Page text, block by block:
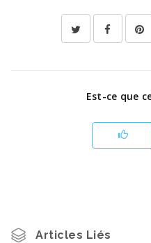
Est-ce que
Articles Liés